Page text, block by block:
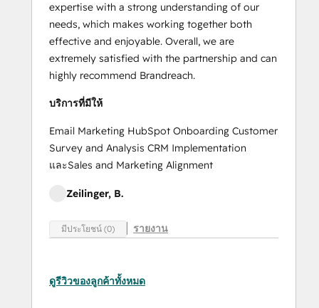
expertise with a strong understanding of our
needs, which makes working together both
effective and enjoyable. Overall, we are
extremely satisfied with the partnership and can
highly recommend Brandreach.
บริการที่มีให้
Email Marketing HubSpot Onboarding Customer
Survey and Analysis CRM Implementation
และSales and Marketing Alignment
Zeilinger, B.
มีประโยชน์ (0) รายงาน
ดูรีวิวของลูกค้าทั้งหมด